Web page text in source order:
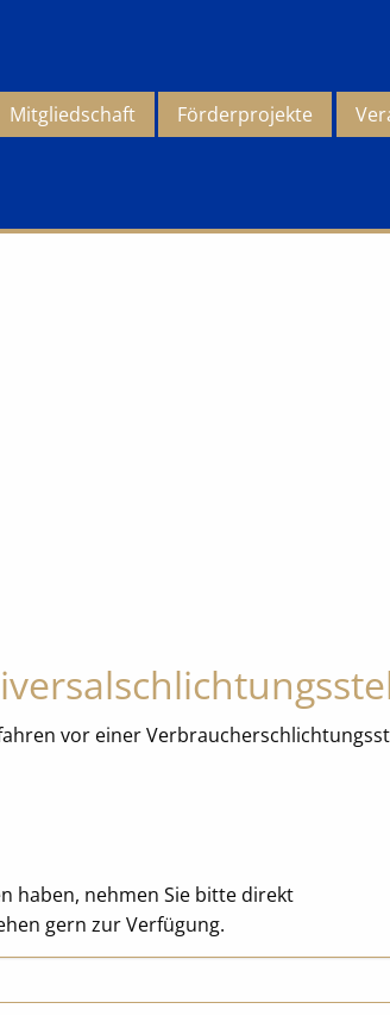
Mitgliedschaft Förderprojekte
vor einer
haben, nehmen Sie bitte direkt
gern zur Verfügung.